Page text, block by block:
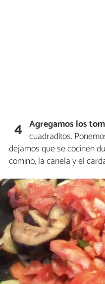
4 Agregamos los
cuadraditos.
dejamos que se cocinen
comino, la canela y el